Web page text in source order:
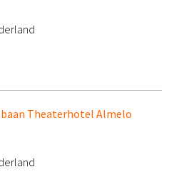
Theaterhotel Almelo